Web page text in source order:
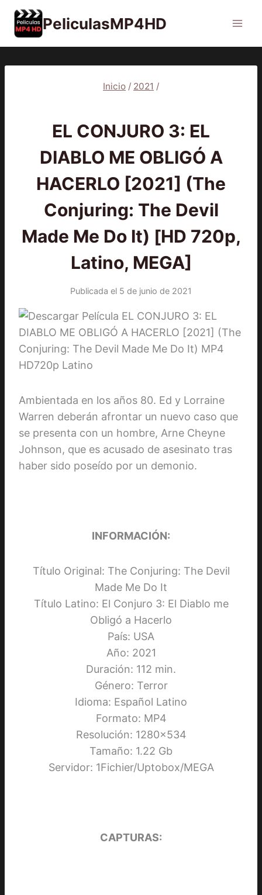
Saltar
contenido
PeliculasMP4HD
Inicio / 2021 /
EL CONJURO 3: EL
DIABLO ME OBLIGÓ A
HACERLO [2021] (The
Conjuring: The Devil
Made Me Do It) [HD 720p,
Latino, MEGA]
Publicada el 5 de junio de 2021
Ambientada en los años 80. Ed y Lorraine
Warren deberán afrontar un nuevo caso que
se presenta con un hombre, Arne Cheyne
Johnson, que es acusado de asesinato tras
haber sido poseído por un demonio.
INFORMACIÓN:
Título Original: The Conjuring: The Devil
Made Me Do It
Título Latino: El Conjuro 3: El Diablo me
Obligó a Hacerlo
País: USA
Año: 2021
Duración: 112 min.
Género: Terror
Idioma: Español Latino
Formato: MP4
Resolución: 1280×534
Tamaño: 1.22 Gb
Servidor: 1Fichier/Uptobox/MEGA
CAPTURAS: